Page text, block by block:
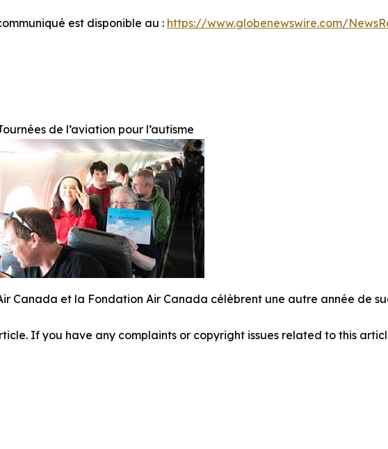
est disponible au : https://www.globenewswire.com/
de l’aviation pour l’autisme
Canada et la Fondation Air Canada célèbrent une autre année de
If you have any complaints or copyright issues related to this